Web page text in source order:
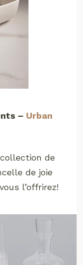
– Urban
de
de joie
l’offrirez!